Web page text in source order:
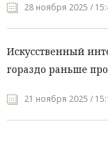
28 ноября 2025 /
Искусственный
гораздо раньше
21 ноября 2025 /